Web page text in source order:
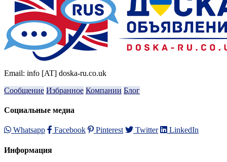
Email: info [AT] doska-ru.co.uk
Сообщение Избранное Компании Блог
Социальные медиа
Whatsapp Facebook Pinterest Twitter LinkedIn
Информация